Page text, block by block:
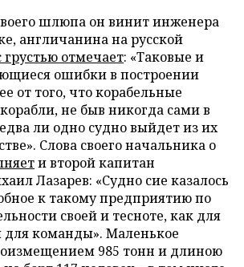
шлюпа он винит инженера
англичанина на русской
грустью отмечает: «Таковые и
ошибки в построении
от того, что корабельные
не быв никогда сами в
ли одно судно выйдет из их
Слова своего начальника о
и второй капитан
Лазарев: «Судно сие казалось
к такому предприятию по
своей и тесноте, как для
для команды». Маленькое
985 тонн и длиною